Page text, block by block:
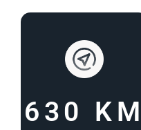
630 KM